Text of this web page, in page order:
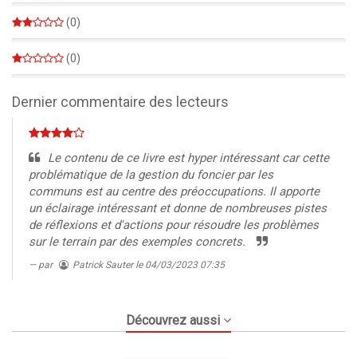
(0)
(0)
Dernier commentaire des lecteurs
Le contenu de ce livre est hyper intéressant car cette
problématique de la gestion du foncier par les
communs est au centre des préoccupations. Il apporte
un éclairage intéressant et donne de nombreuses pistes
de réflexions et d'actions pour résoudre les problèmes
sur le terrain par des exemples concrets.
par Patrick Sauterle 04/03/2023 07:35
Découvrez aussi